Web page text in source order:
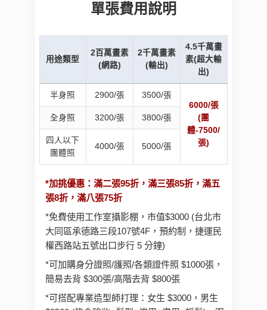
單張費用說明
用途類型
2百萬畫素
(網路)
2千萬畫素
(輸出)
4.5千萬畫
素(超大輸
出)
半身照 2900/張
3500/張
6000/張
(團
體-7500/
張)
全身照 3200/張 3800/張
四人以下
團體照
4000/張 5000/張
*加挑優惠：滿二張95折，滿三張85折，滿五
張8折，滿八張75折
*免費使用工作室攝影棚，市值$3000 (台北市
大同區承德路三段107號4F，預約制，捷運民
權西路站五號出口步行 5 分鐘)
*可加購身分證照/護照/各類證件照 $1000張，
簡易去背 $300張/高階去背 $800張
*可搭配專業造型師打理：女生 $3000，男生